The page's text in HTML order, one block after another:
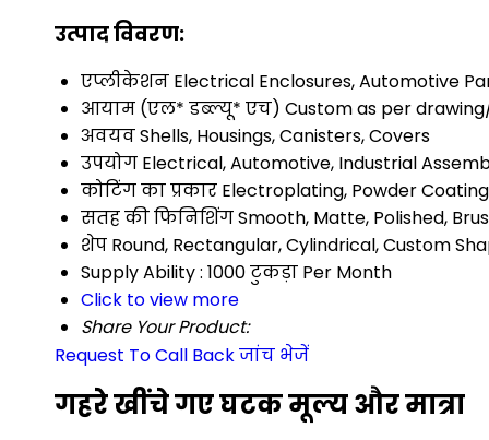
उत्पाद विवरण:
एप्लीकेशन Electrical Enclosures, Automotive
आयाम (एल* डब्ल्यू* एच) Custom as per
अवयवShells, Housings, Canisters, Covers
उपयोग Electrical, Automotive, Industrial
कोटिंग का प्रकार Electroplating, Powder
सतह की फिनिशिंगSmooth, Matte, Polished,
शेप Round, Rectangular, Cylindrical, Custom
Supply Ability : 1000 टुकड़ा Per Month
Click to view more
Share Your Product:
Request To Call Backजांच भेजें
गहरे खींचे गए घटक मूल्य और मात्रा